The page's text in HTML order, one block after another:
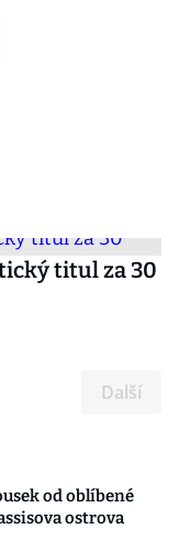
titul za 30
Další
od oblíbené
ostrova